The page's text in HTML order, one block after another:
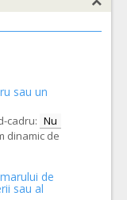
sau un
cadru: Nu
dinamic de
de
sau al